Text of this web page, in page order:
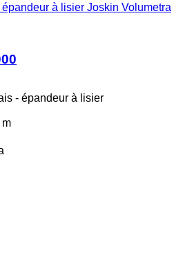
épandeur à lisier Joskin Volumetra
- épandeur à lisier
m